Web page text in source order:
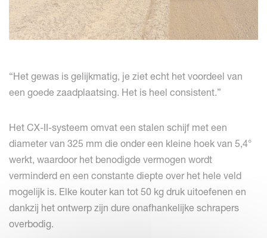
“Het gewas is gelijkmatig, je ziet echt het voordeel van
een goede zaadplaatsing. Het is heel consistent.”
Het CX-II-systeem omvat een stalen schijf met een
diameter van 325 mm die onder een kleine hoek van 5,4°
werkt, waardoor het benodigde vermogen wordt
verminderd en een constante diepte over het hele veld
mogelijk is. Elke kouter kan tot 50 kg druk uitoefenen en
dankzij het ontwerp zijn dure onafhankelijke schrapers
overbodig.